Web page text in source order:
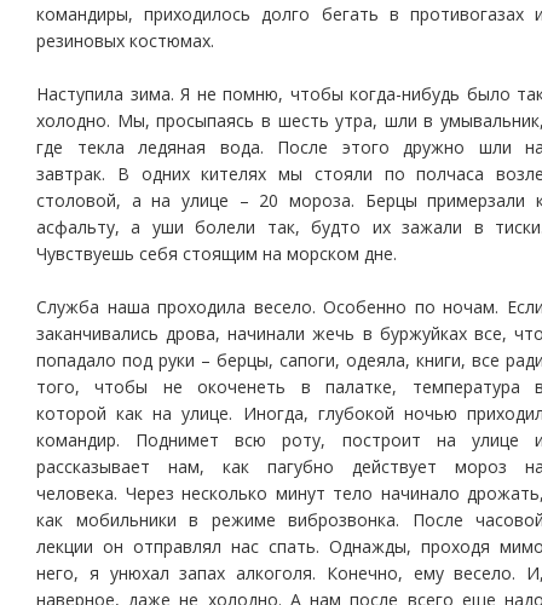
командиры, приходилось долго бегать в противогазах
резиновых костюмах.
Наступила зима. Я не помню, чтобы когда-нибудь было
холодно. Мы, просыпаясь в шесть утра, шли в
где текла ледяная вода. После этого дружно шли
завтрак. В одних кителях мы стояли по полчаса
столовой, а на улице – 20 мороза. Берцы примерзали
асфальту, а уши болели так, будто их зажали в
Чувствуешь себя стоящим на морском дне.
Служба наша проходила весело. Особенно по ночам.
заканчивались дрова, начинали жечь в буржуйках все,
попадало под руки – берцы, сапоги, одеяла, книги, все
того, чтобы не окоченеть в палатке, температура
которой как на улице. Иногда, глубокой ночью
командир. Поднимет всю роту, построит на улице
рассказывает нам, как пагубно действует мороз
человека. Через несколько минут тело начинало
как мобильники в режиме виброзвонка. После
лекции он отправлял нас спать. Однажды, проходя
него, я унюхал запах алкоголя. Конечно, ему весело.
наверное, даже не холодно. А нам после всего еще